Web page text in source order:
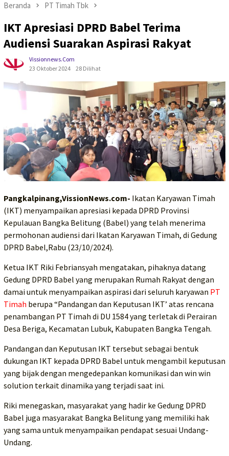
Beranda PT Timah Tbk
IKT Apresiasi DPRD Babel Terima
Audiensi Suarakan Aspirasi Rakyat
Vissionnews.com
23 Oktober 2024
28 Dilihat
Pangkalpinang,VissionNews.com- Ikatan Karyawan Timah
(IKT) menyampaikan apresiasi kepada DPRD Provinsi
Kepulauan Bangka Belitung (Babel) yang telah menerima
permohonan audiensi dari Ikatan Karyawan Timah, di Gedung
DPRD Babel,Rabu (23/10/2024).
Ketua IKT Riki Febriansyah mengatakan, pihaknya datang
Gedung DPRD Babel yang merupakan Rumah Rakyat dengan
damai untuk menyampaikan aspirasi dari seluruh karyawan PT
Timah berupa “Pandangan dan Keputusan IKT’ atas rencana
penambangan PT Timah di DU 1584 yang terletak di Perairan
Desa Beriga, Kecamatan Lubuk, Kabupaten Bangka Tengah.
Pandangan dan Keputusan IKT tersebut sebagai bentuk
dukungan IKT kepada DPRD Babel untuk mengambil keputusan
yang bijak dengan mengedepankan komunikasi dan win win
solution terkait dinamika yang terjadi saat ini.
Riki menegaskan, masyarakat yang hadir ke Gedung DPRD
Babel juga masyarakat Bangka Belitung yang memiliki hak
yang sama untuk menyampaikan pendapat sesuai Undang-
Undang.